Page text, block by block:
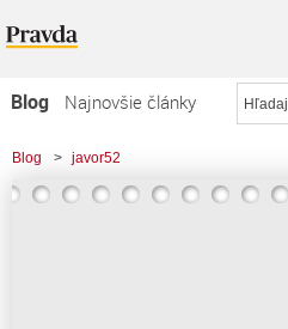
Blog
Najnovšie články
Najčítanejšie články
Najkomentovanejšie články
Blog > javor52